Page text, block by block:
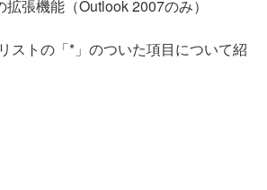
張機能（Outlook 2007のみ）
ストの「*」のついた項目について紹